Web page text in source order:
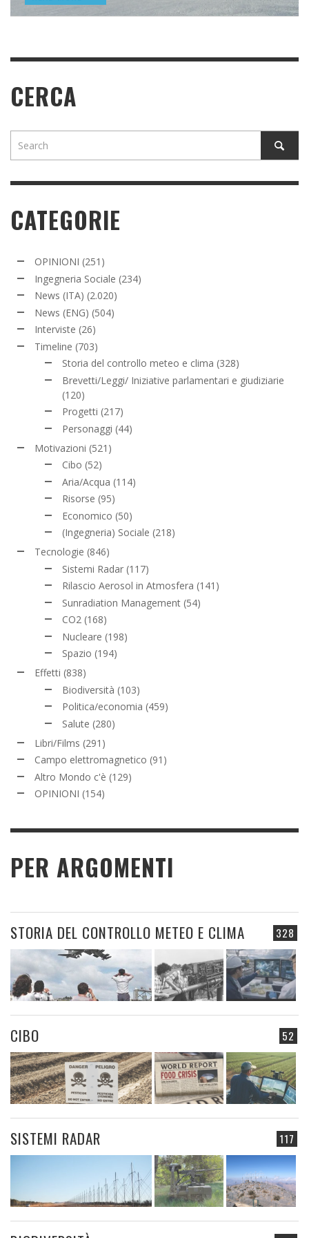
CERCA
CATEGORIE
OPINIONI (251)
Ingegneria Sociale (234)
News (ITA) (2.020)
News (ENG) (504)
Interviste (26)
Timeline (703)
Storia del controllo meteo e clima (328)
Brevetti/Leggi/ Iniziative parlamentari e giudiziarie
(120)
Progetti (217)
Personaggi (44)
Motivazioni (521)
Cibo (52)
Aria/Acqua (114)
Risorse (95)
Economico (50)
(Ingegneria) Sociale (218)
Tecnologie (846)
Sistemi Radar (117)
Rilascio Aerosol in Atmosfera (141)
Sunradiation Management (54)
CO2 (168)
Nucleare (198)
Spazio (194)
Effetti (838)
Biodiversità (103)
Politica/economia (459)
Salute (280)
Libri/Films (291)
Campo elettromagnetico (91)
Altro Mondo c'è (129)
OPINIONI (154)
PER ARGOMENTI
328
STORIA DEL CONTROLLO METEO E CLIMA
52
CIBO
117
SISTEMI RADAR